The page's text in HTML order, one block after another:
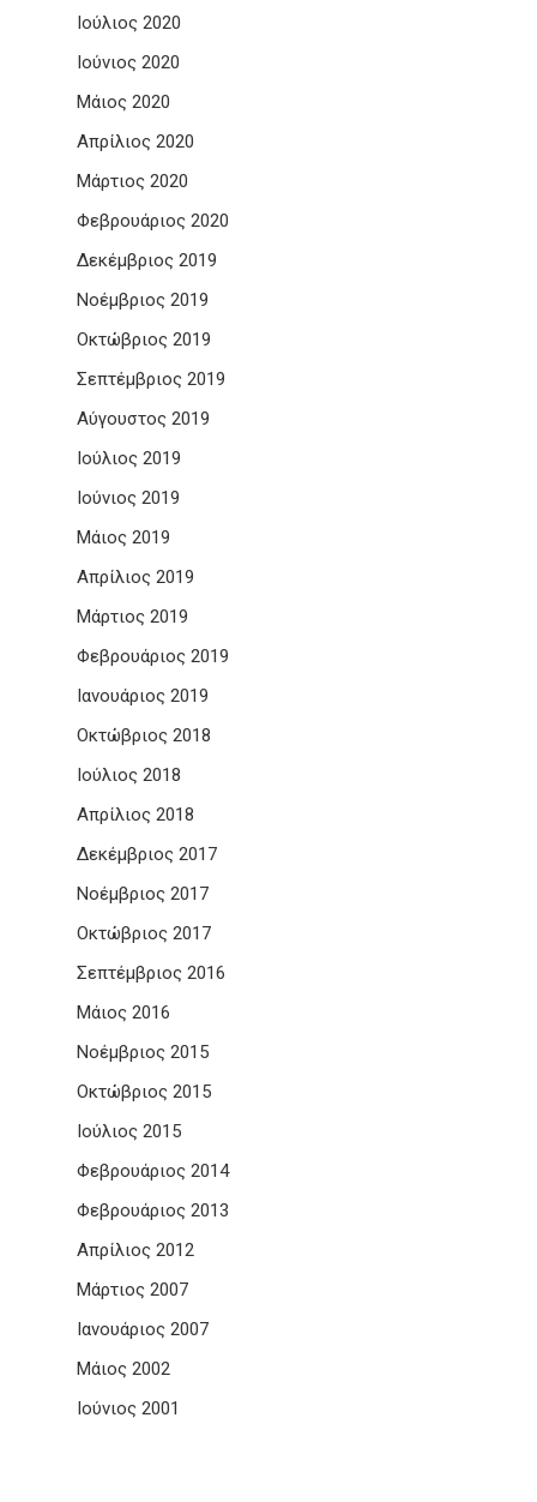
Ιούλιος 2020
Ιούνιος 2020
Μάιος 2020
Απρίλιος 2020
Μάρτιος 2020
Φεβρουάριος 2020
Δεκέμβριος 2019
Νοέμβριος 2019
Οκτώβριος 2019
Σεπτέμβριος 2019
Αύγουστος 2019
Ιούλιος 2019
Ιούνιος 2019
Μάιος 2019
Απρίλιος 2019
Μάρτιος 2019
Φεβρουάριος 2019
Ιανουάριος 2019
Οκτώβριος 2018
Ιούλιος 2018
Απρίλιος 2018
Δεκέμβριος 2017
Νοέμβριος 2017
Οκτώβριος 2017
Σεπτέμβριος 2016
Μάιος 2016
Νοέμβριος 2015
Οκτώβριος 2015
Ιούλιος 2015
Φεβρουάριος 2014
Φεβρουάριος 2013
Απρίλιος 2012
Μάρτιος 2007
Ιανουάριος 2007
Μάιος 2002
Ιούνιος 2001